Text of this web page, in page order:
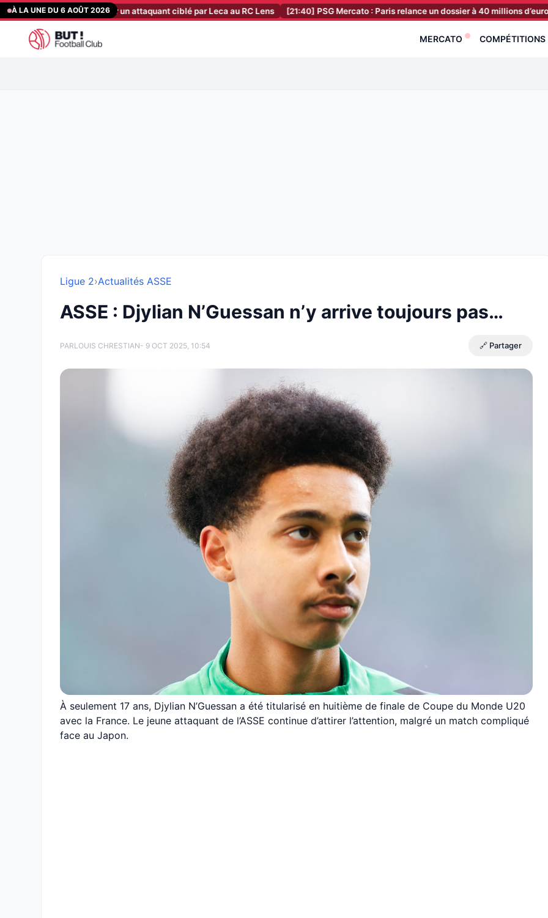
Aller
au
contenu
À LA UNE DU 6 AOÛT 2026
est partie pour un attaquant ciblé par Leca au RC Lens [21:40] PSG Mercato : Paris relance un dossier à 40 millions d’euros !
MERCATO COMPÉTITIONS
Ligue 2›Actualités ASSE
ASSE : Djylian N’Guessan n’y arrive toujours pas…
PARLOUIS CHRESTIAN- 9 OCT 2025, 10:54 🔗 Partager
À seulement 17 ans, Djylian N’Guessan a été titularisé en huitième de finale de Coupe du Monde U20
avec la France. Le jeune attaquant de l’ASSE continue d’attirer l’attention, malgré un match compliqué
face au Japon.